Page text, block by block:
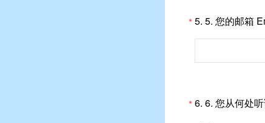
*5. 5. 您的邮箱
*6. 6. 您从何处